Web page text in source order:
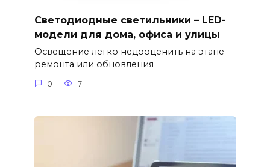
Светодиодные светильники – LED-
модели для дома, офиса и улицы
Освещение легко недооценить на этапе
ремонта или обновления
0 7